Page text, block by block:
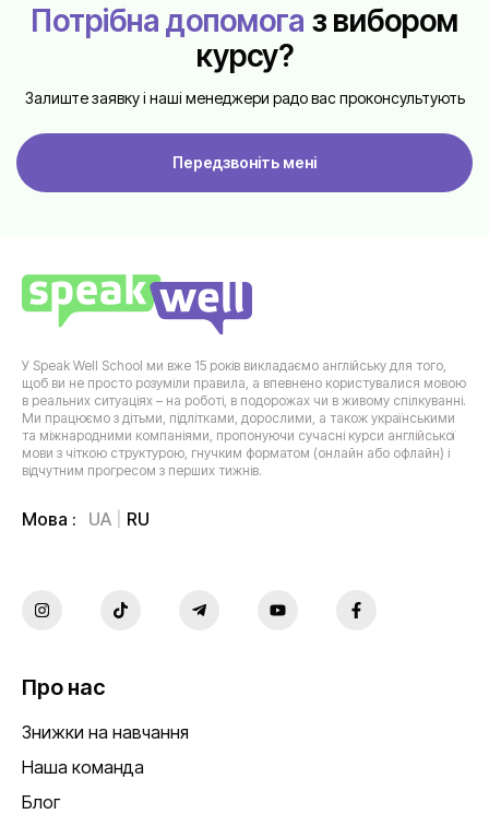
Потрібна допомога з вибором
курсу?
Залиште заявку і наші менеджери радо вас проконсультують
Передзвоніть мені
У Speak Well School ми вже 15 років викладаємо англійську для того,
щоб ви не просто розуміли правила, а впевнено користувалися мовою
в реальних ситуаціях – на роботі, в подорожах чи в живому спілкуванні.
Ми працюємо з дітьми, підлітками, дорослими, а також українськими
та міжнародними компаніями, пропонуючи сучасні курси англійської
мови з чіткою структурою, гнучким форматом (онлайн або офлайн) і
відчутним прогресом з перших тижнів.
Мова : UA RU
Про нас
Знижки на навчання
Наша команда
Блог